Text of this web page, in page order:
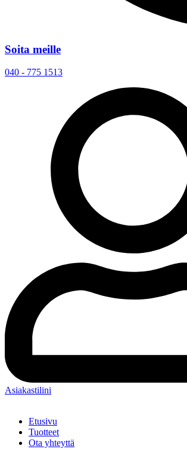
Soita meille
040 - 775 1513
Asiakastilini
Etusivu
Tuotteet
Ota yhteyttä